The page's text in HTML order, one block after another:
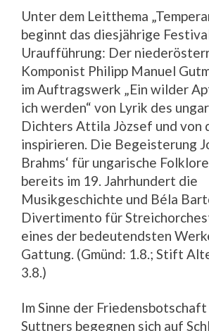
Unter dem Leitthema
beginnt das diesjährige
Uraufführung: Der
Komponist Philipp Manuel
im Auftragswerk „Ein wilder
ich werden“ von Lyrik des
Dichters Attila Jòzsef und von
inspirieren. Die Begeisterung
Brahms‘ für ungarische
bereits im 19. Jahrhundert die
Musikgeschichte und Béla
Divertimento für
eines der bedeutendsten
Gattung. (Gmünd: 1.8.; Stift
3.8.)
Im Sinne der
Suttners begegnen sich auf